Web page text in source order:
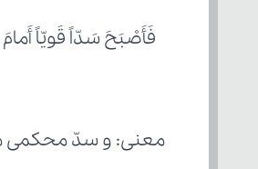
فَأَصْبَحَ سَدّاً قَویّاً
معنی: و سدّ محکمی